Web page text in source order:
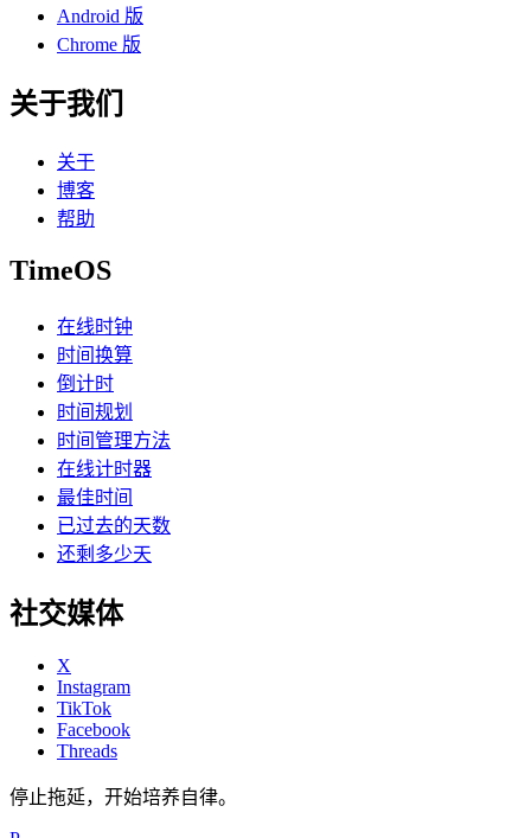
Android 版
Chrome 版
关于我们
关于
博客
帮助
TimeOS
在线时钟
时间换算
倒计时
时间规划
时间管理方法
在线计时器
最佳时间
已过去的天数
还剩多少天
社交媒体
X
Instagram
TikTok
Facebook
Threads
停止拖延，开始培养自律。